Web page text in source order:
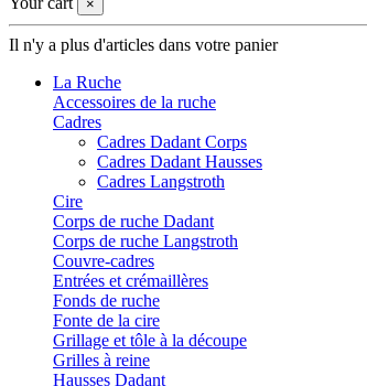
×
Il n'y a plus d'articles dans votre panier
La Ruche
Accessoires de la ruche
Cadres
Cadres Dadant Corps
Cadres Dadant Hausses
Cadres Langstroth
Cire
Corps de ruche Dadant
Corps de ruche Langstroth
Couvre-cadres
Entrées et crémaillères
Fonds de ruche
Fonte de la cire
Grillage et tôle à la découpe
Grilles à reine
Hausses Dadant